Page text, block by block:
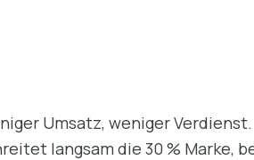
Umsatz, weniger Verdienst.
langsam die 30 % Marke,